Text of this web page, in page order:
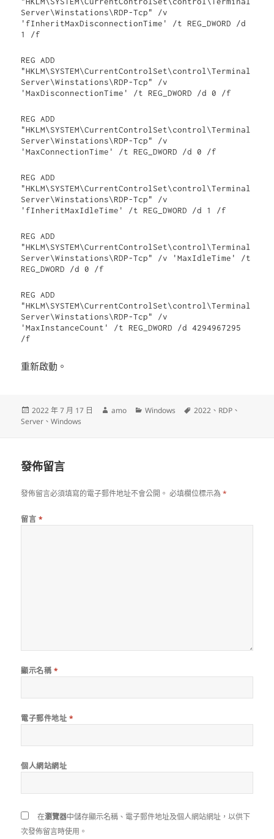
Server\Winstations\RDP-Tcp" /v
'fInheritMaxDisconnectionTime' /t REG_DWORD /d
1 /f
REG ADD
"HKLM\SYSTEM\CurrentControlSet\control\Terminal
Server\Winstations\RDP-Tcp" /v
'MaxDisconnectionTime' /t REG_DWORD /d 0 /f
REG ADD
"HKLM\SYSTEM\CurrentControlSet\control\Terminal
Server\Winstations\RDP-Tcp" /v
'MaxConnectionTime' /t REG_DWORD /d 0 /f
REG ADD
"HKLM\SYSTEM\CurrentControlSet\control\Terminal
Server\Winstations\RDP-Tcp" /v
'fInheritMaxIdleTime' /t REG_DWORD /d 1 /f
REG ADD
"HKLM\SYSTEM\CurrentControlSet\control\Terminal
Server\Winstations\RDP-Tcp" /v 'MaxIdleTime' /t
REG_DWORD /d 0 /f
REG ADD
"HKLM\SYSTEM\CurrentControlSet\control\Terminal
Server\Winstations\RDP-Tcp" /v
'MaxInstanceCount' /t REG_DWORD /d 4294967295
/f
重新啟動。
發
佈
2022 年 7 月 17 日
作
amo
分
Windows
標
2022 、 RDP 、
Server 、Windows
發佈留言
發佈留言必須填寫的電子郵件地址不會公開。 必填欄位標示為*
留言 *
顯示名稱 *
電子郵件地址 *
個人網站網址
在瀏覽器中儲存顯示名稱、電子郵件地址及個人網站網址，以供下
次發佈留言時使用。